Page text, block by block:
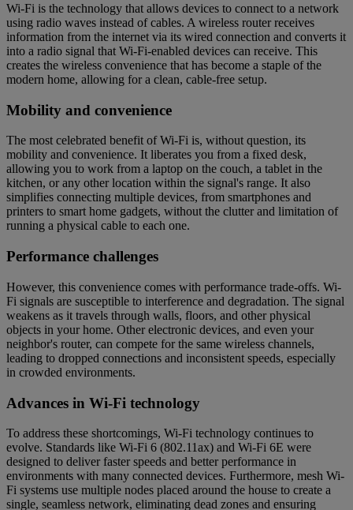
Wi-Fi is the technology that allows devices to connect to a network
using radio waves instead of cables. A wireless router receives
information from the internet via its wired connection and converts it
into a radio signal that Wi-Fi-enabled devices can receive. This
creates the wireless convenience that has become a staple of the
modern home, allowing for a clean, cable-free setup.
Mobility and convenience
The most celebrated benefit of Wi-Fi is, without question, its
mobility and convenience. It liberates you from a fixed desk,
allowing you to work from a laptop on the couch, a tablet in the
kitchen, or any other location within the signal's range. It also
simplifies connecting multiple devices, from smartphones and
printers to smart home gadgets, without the clutter and limitation of
running a physical cable to each one.
Performance challenges
However, this convenience comes with performance trade-offs. Wi-
Fi signals are susceptible to interference and degradation. The signal
weakens as it travels through walls, floors, and other physical
objects in your home. Other electronic devices, and even your
neighbor's router, can compete for the same wireless channels,
leading to dropped connections and inconsistent speeds, especially
in crowded environments.
Advances in Wi-Fi technology
To address these shortcomings, Wi-Fi technology continues to
evolve. Standards like Wi-Fi 6 (802.11ax) and Wi-Fi 6E were
designed to deliver faster speeds and better performance in
environments with many connected devices. Furthermore, mesh Wi-
Fi systems use multiple nodes placed around the house to create a
single, seamless network, eliminating dead zones and ensuring